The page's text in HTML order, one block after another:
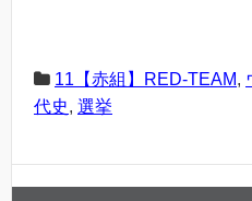
11【赤組】RED-TEAM,
代史, 選挙